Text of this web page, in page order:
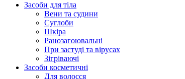
Засоби для тіла
Вени та судини
Суглоби
Шкіра
Ранозагоювальні
При застуді та вірусах
Зігріваючі
Засоби косметичні
Для волосся